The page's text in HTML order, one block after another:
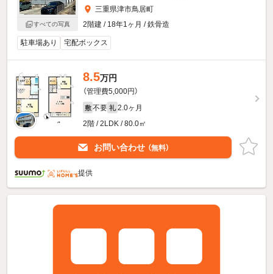
すべての写真
三重県津市鳥居町
2階建 / 18年1ヶ月 / 鉄骨造
駐車場あり 宅配ボックス
8.5万円
（管理費5,000円）
敷 不要 礼 2.0ヶ月
2階 / 2LDK / 80.0㎡
お問い合わせ （無料）
提供